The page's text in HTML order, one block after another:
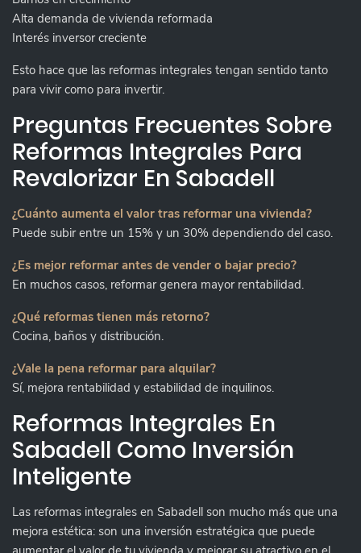
Alta demanda de vivienda reformada
Interés inversor creciente
Esto hace que las reformas integrales tengan sentido tanto
para vivir como para invertir.
Preguntas Frecuentes Sobre
Reformas Integrales Para
Revalorizar En Sabadell
¿Cuánto aumenta el valor tras reformar una vivienda?
Puede subir entre un 15% y un 30% dependiendo del caso.
¿Es mejor reformar antes de vender o bajar precio?
En muchos casos, reformar genera mayor rentabilidad.
¿Qué reformas tienen más retorno?
Cocina, baños y distribución.
¿Vale la pena reformar para alquilar?
Sí, mejora rentabilidad y estabilidad de inquilinos.
Reformas Integrales En
Sabadell Como Inversión
Inteligente
Las reformas integrales en Sabadell son mucho más que una
mejora estética: son una inversión estratégica que puede